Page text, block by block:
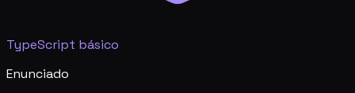
TypeScript básico
Enunciado